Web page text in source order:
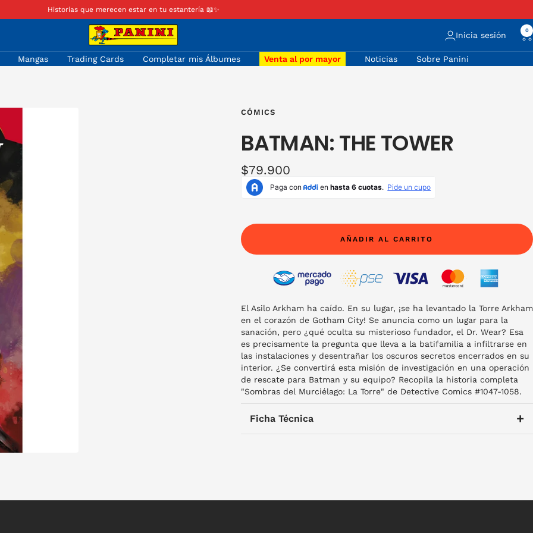
Historias que merecen estar en tu estantería 📖✨
Panini
Colombia
Inicia sesión 0
Mangas Trading Cards Completar mis Álbumes Venta al por mayor Noticias Sobre Panini
CÓMICS
BATMAN: THE TOWER
Precio
de
venta
$79.900
AÑADIR AL CARRITO
El Asilo Arkham ha caído. En su lugar, ¡se ha levantado la Torre Arkham
en el corazón de Gotham City! Se anuncia como un lugar para la
sanación, pero ¿qué oculta su misterioso fundador, el Dr. Wear? Esa
es precisamente la pregunta que lleva a la batifamilia a infiltrarse en
las instalaciones y desentrañar los oscuros secretos encerrados en su
interior. ¿Se convertirá esta misión de investigación en una operación
de rescate para Batman y su equipo? Recopila la historia completa
"Sombras del Murciélago: La Torre" de Detective Comics #1047-1058.
Ficha Técnica +